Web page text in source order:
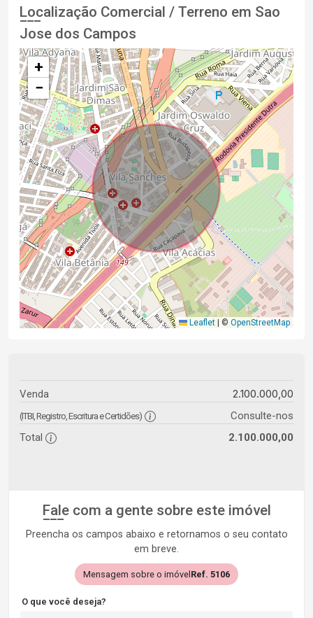
Localização Comercial / Terreno em Sao
Jose dos Campos
+
−
Leaflet | © OpenStreetMap
Venda 2.100.000,00
(ITBI, Registro, Escritura e Certidões)
Consulte-nos
Total
2.100.000,00
Fale com a gente sobre este imóvel
Preencha os campos abaixo e retornamos o seu contato
em breve.
Mensagem sobre o imóvelRef. 5106
O que você deseja?